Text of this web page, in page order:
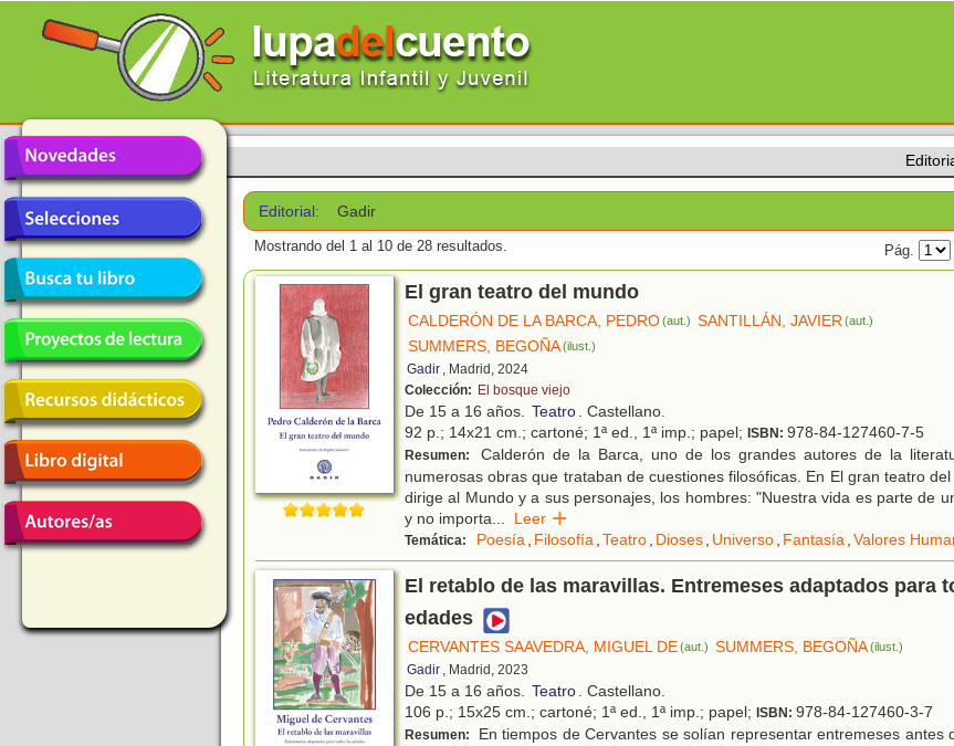
Editorial: Gadir
Mostrando del 1 al 10 de 28 resultados. Pág.
El gran teatro del mundo
CALDERÓN DE LA BARCA, PEDRO(aut.) SANTILLÁN, JAVIER(aut.)
SUMMERS, BEGOÑA(ilust.)
Gadir , Madrid, 2024
Colección: El bosque viejo
De 15 a 16 años. Teatro. Castellano.
92 p.; 14x21 cm.; cartoné; 1ª ed., 1ª imp.; papel; ISBN: 978-84-127460-7-5
Resumen:
Calderón de la Barca, uno de los grandes autores de la
numerosas obras que trataban de cuestiones filosóficas. En El gran teatro
dirige al Mundo y a sus personajes, los hombres: "Nuestra vida es parte de
y no importa... Leer
Temática: Poesía, Filosofía,Teatro, Dioses, Universo, Fantasía,Valores
El retablo de las maravillas. Entremeses adaptados para
edades
CERVANTES SAAVEDRA, MIGUEL DE(aut.) SUMMERS, BEGOÑA(ilust.)
Gadir , Madrid, 2023
De 15 a 16 años. Teatro. Castellano.
106 p.; 15x25 cm.; cartoné; 1ª ed., 1ª imp.; papel; ISBN: 978-84-127460-3-7
Resumen:
En tiempos de Cervantes se solían representar entremeses antes